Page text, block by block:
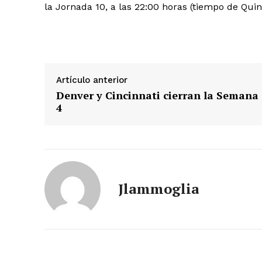
la Jornada 10, a las 22:00 horas (tiempo de
Artículo anterior
Denver y Cincinnati cierran la Semana
4
Jlammoglia